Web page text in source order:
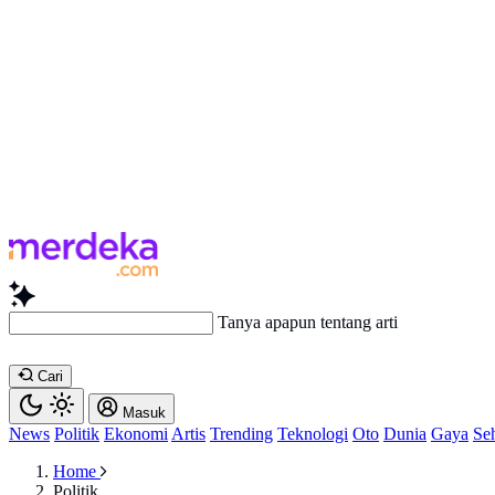
Tanya apapun tentang artikel ini...
Cari
Masuk
News Politik Ekonomi Artis Trending Teknologi Oto Dunia Gaya
Home
Politik